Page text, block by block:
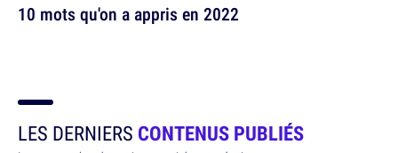
10 mots qu'on a appris en 2022
LES DERNIERS CONTENUS PUBLIÉS